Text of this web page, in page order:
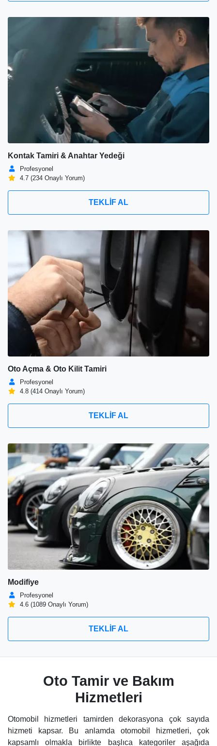
Kontak Tamiri & Anahtar Yedeği
Profesyonel
4.7 (234 Onaylı Yorum)
TEKLİF AL
Oto Açma & Oto Kilit Tamiri
Profesyonel
4.8 (414 Onaylı Yorum)
TEKLİF AL
Modifiye
Profesyonel
4.6 (1089 Onaylı Yorum)
TEKLİF AL
Oto Tamir ve Bakım
Hizmetleri
Otomobil hizmetleri tamirden dekorasyona çok sayıda
hizmeti kapsar. Bu anlamda otomobil hizmetleri, çok
kapsamlı olmakla birlikte başlıca kategoriler aşağıda